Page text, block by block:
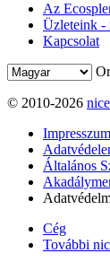
Az
Üzleteink -
Kapcsolat
© 2010-2026
Impresszum
Általános
Cég
További